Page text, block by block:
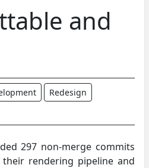
and
Redesign
297 non-merge commits
rendering pipeline and